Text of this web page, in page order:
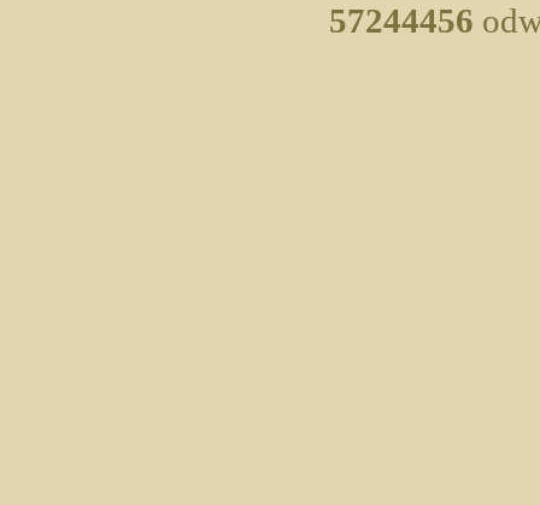
57244456